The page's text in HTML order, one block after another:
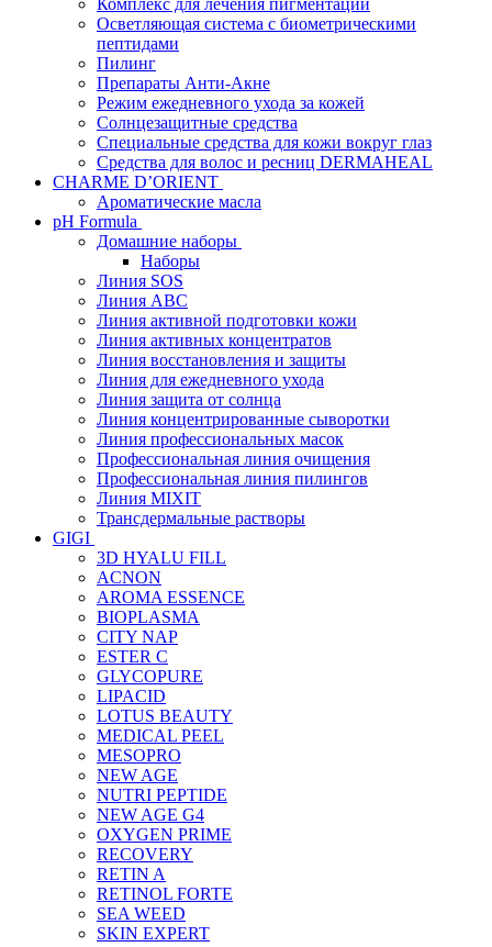
Комплекс для лечения пигментации
Осветляющая система с биометрическими
пептидами
Пилинг
Препараты Анти-Акне
Режим ежедневного ухода за кожей
Солнцезащитные средства
Специальные средства для кожи вокруг глаз
Средства для волос и ресниц DERMAHEAL
CHARME D’ORIENT
Ароматические масла
pH Formula
Домашние наборы
Наборы
Линия SOS
Линия АВС
Линия активной подготовки кожи
Линия активных концентратов
Линия восстановления и защиты
Линия для ежедневного ухода
Линия защита от солнца
Линия концентрированные сыворотки
Линия профессиональных масок
Профессиональная линия очищения
Профессиональная линия пилингов
Линия MIXIT
Трансдермальные растворы
GIGI
3D HYALU FILL
ACNON
AROMA ESSENCE
BIOPLASMA
CITY NAP
ESTER C
GLYCOPURE
LIPACID
LOTUS BEAUTY
MEDICAL PEEL
MESOPRO
NEW AGE
NUTRI PEPTIDE
NEW AGE G4
OXYGEN PRIME
RECOVERY
RETIN A
RETINOL FORTE
SEA WEED
SKIN EXPERT